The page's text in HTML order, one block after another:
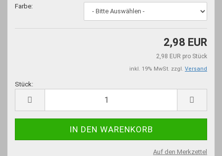
Farbe:
2,98 EUR
2,98 EUR pro Stück
inkl. 19% MwSt. zzgl. Versand
Stück:
Auf den Merkzettel